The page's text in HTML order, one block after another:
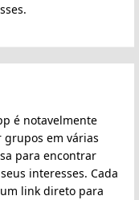
é notavelmente
em várias
para encontrar
interesses. Cada
link direto para